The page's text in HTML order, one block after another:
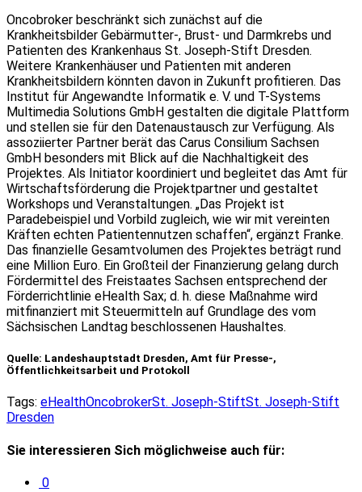
Oncobroker beschränkt sich zunächst auf die
Krankheitsbilder Gebärmutter-, Brust- und Darmkrebs und
Patienten des Krankenhaus St. Joseph-Stift Dresden.
Weitere Krankenhäuser und Patienten mit anderen
Krankheitsbildern könnten davon in Zukunft profitieren. Das
Institut für Angewandte Informatik e. V. und T-Systems
Multimedia Solutions GmbH gestalten die digitale Plattform
und stellen sie für den Datenaustausch zur Verfügung. Als
assoziierter Partner berät das Carus Consilium Sachsen
GmbH besonders mit Blick auf die Nachhaltigkeit des
Projektes. Als Initiator koordiniert und begleitet das Amt für
Wirtschaftsförderung die Projektpartner und gestaltet
Workshops und Veranstaltungen. „Das Projekt ist
Paradebeispiel und Vorbild zugleich, wie wir mit vereinten
Kräften echten Patientennutzen schaffen“, ergänzt Franke.
Das finanzielle Gesamtvolumen des Projektes beträgt rund
eine Million Euro. Ein Großteil der Finanzierung gelang durch
Fördermittel des Freistaates Sachsen entsprechend der
Förderrichtlinie eHealth Sax; d. h. diese Maßnahme wird
mitfinanziert mit Steuermitteln auf Grundlage des vom
Sächsischen Landtag beschlossenen Haushaltes.
Quelle: Landeshauptstadt Dresden, Amt für Presse-,
Öffentlichkeitsarbeit und Protokoll
Tags: eHealthOncobrokerSt. Joseph-StiftSt. Joseph-Stift
Dresden
Sie interessieren Sich möglichweise auch für:
0